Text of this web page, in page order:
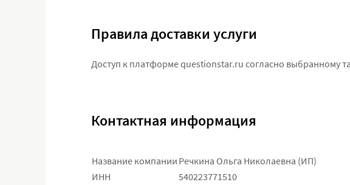
Правила доставки услуги
Доступ к платформе questionstar.ru согласно выбранному
Контактная информация
Название компании Речкина Ольга Николаевна (ИП)
ИНН
540223771510